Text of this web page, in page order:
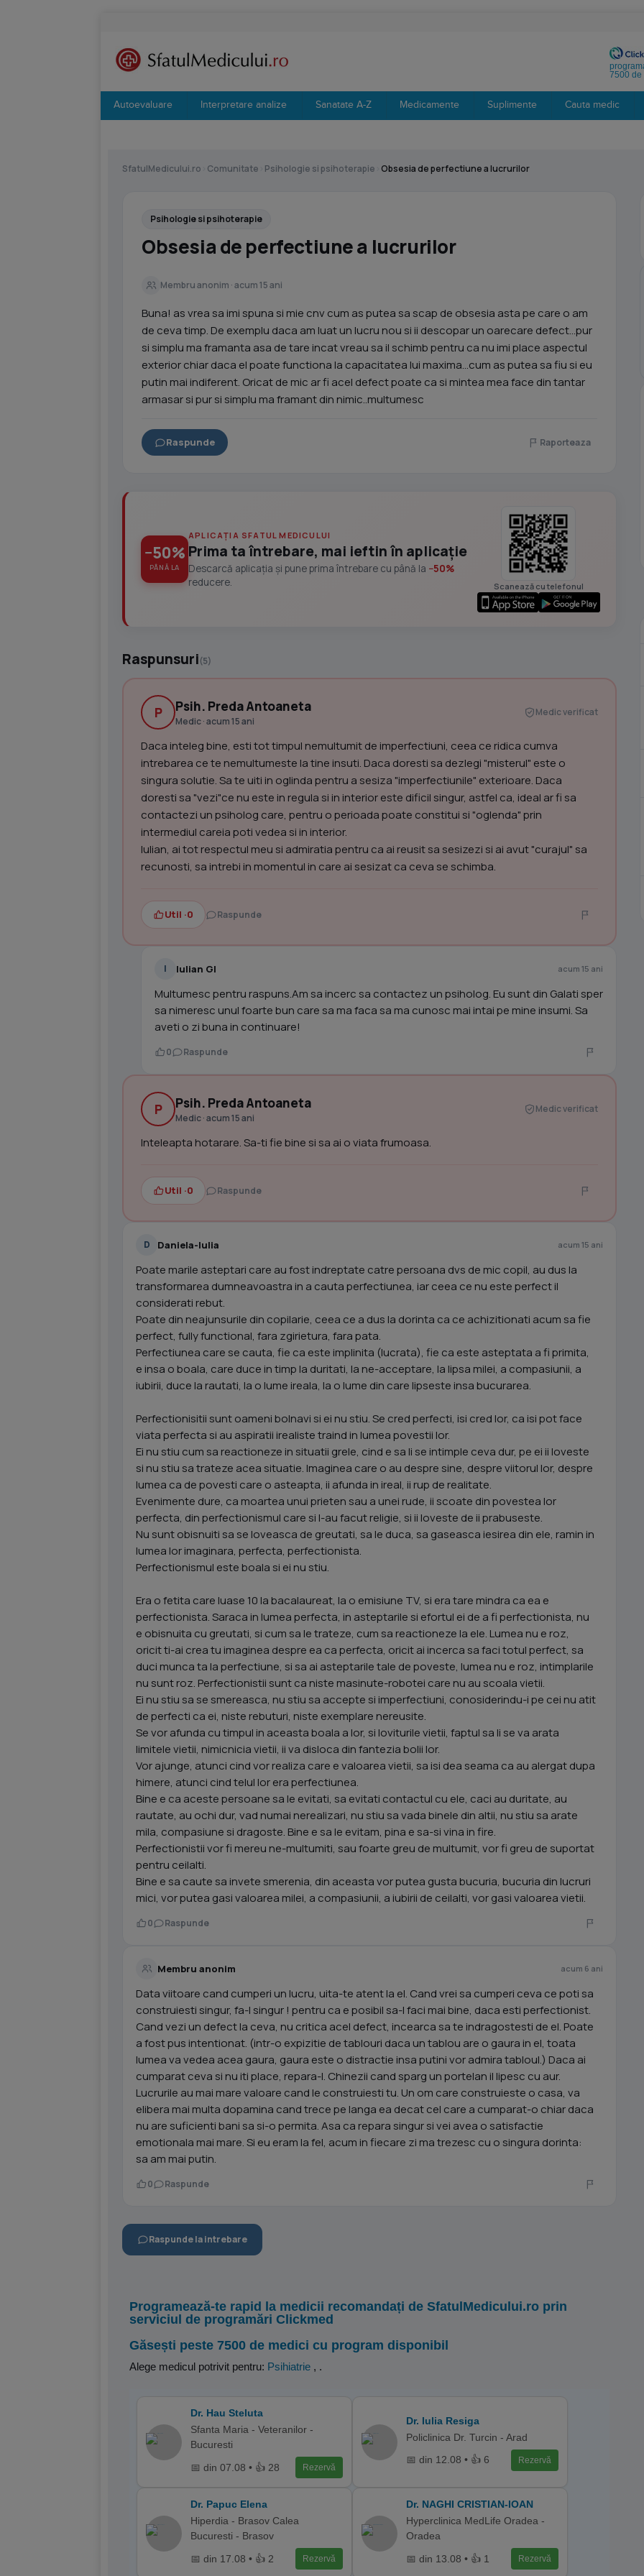
7500 de
Autoevaluare Interpretare analize Sanatate A-Z Medicamente Suplimente Cauta medic
SfatulMedicului.ro Comunitate Psihologie si psihoterapie Obsesia de perfectiune a lucrurilor
Psihologie si psihoterapie
Obsesia de perfectiune a lucrurilor
Membru anonim · acum 15 ani
Buna! as vrea sa imi spuna si mie cnv cum as putea sa scap de obsesia asta pe care o am
de ceva timp. De exemplu daca am luat un lucru nou si ii descopar un oarecare defect...pur
si simplu ma framanta asa de tare incat vreau sa il schimb pentru ca nu imi place aspectul
exterior chiar daca el poate functiona la capacitatea lui maxima...cum as putea sa fiu si eu
putin mai indiferent. Oricat de mic ar fi acel defect poate ca si mintea mea face din tantar
armasar si pur si simplu ma framant din nimic..multumesc
Raspunde Raporteaza
−50%
PÂNĂ LA
APLICAȚIA SFATUL MEDICULUI
Prima ta întrebare, mai ieftin în aplicație
Descarcă aplicația și pune prima întrebare cu până la −50%
reducere.
Scanează cu telefonul
Raspunsuri(5)
P Psih. Preda Antoaneta
Medic · acum 15 ani
Medic verificat
Daca inteleg bine, esti tot timpul nemultumit de imperfectiuni, ceea ce ridica cumva
intrebarea ce te nemultumeste la tine insuti. Daca doresti sa dezlegi "misterul" este o
singura solutie. Sa te uiti in oglinda pentru a sesiza "imperfectiunile" exterioare. Daca
doresti sa "vezi"ce nu este in regula si in interior este dificil singur, astfel ca, ideal ar fi sa
contactezi un psiholog care, pentru o perioada poate constitui si "oglenda" prin
intermediul careia poti vedea si in interior.
Iulian, ai tot respectul meu si admiratia pentru ca ai reusit sa sesizezi si ai avut "curajul" sa
recunosti, sa intrebi in momentul in care ai sesizat ca ceva se schimba.
Util ·0 Raspunde
I Iulian Gl acum 15 ani
Multumesc pentru raspuns.Am sa incerc sa contactez un psiholog. Eu sunt din Galati sper
sa nimeresc unul foarte bun care sa ma faca sa ma cunosc mai intai pe mine insumi. Sa
aveti o zi buna in continuare!
0 Raspunde
P Psih. Preda Antoaneta
Medic · acum 15 ani
Medic verificat
Inteleapta hotarare. Sa-ti fie bine si sa ai o viata frumoasa.
Util ·0 Raspunde
D Daniela-Iulia acum 15 ani
Poate marile asteptari care au fost indreptate catre persoana dvs de mic copil, au dus la
transformarea dumneavoastra in a cauta perfectiunea, iar ceea ce nu este perfect il
considerati rebut.
Poate din neajunsurile din copilarie, ceea ce a dus la dorinta ca ce achizitionati acum sa fie
perfect, fully functional, fara zgirietura, fara pata.
Perfectiunea care se cauta, fie ca este implinita (lucrata), fie ca este asteptata a fi primita,
e insa o boala, care duce in timp la duritati, la ne-acceptare, la lipsa milei, a compasiunii, a
iubirii, duce la rautati, la o lume ireala, la o lume din care lipseste insa bucurarea.
Perfectionisitii sunt oameni bolnavi si ei nu stiu. Se cred perfecti, isi cred lor, ca isi pot face
viata perfecta si au aspiratii irealiste traind in lumea povestii lor.
Ei nu stiu cum sa reactioneze in situatii grele, cind e sa li se intimple ceva dur, pe ei ii loveste
si nu stiu sa trateze acea situatie. Imaginea care o au despre sine, despre viitorul lor, despre
lumea ca de povesti care o asteapta, ii afunda in ireal, ii rup de realitate.
Evenimente dure, ca moartea unui prieten sau a unei rude, ii scoate din povestea lor
perfecta, din perfectionismul care si l-au facut religie, si ii loveste de ii prabuseste.
Nu sunt obisnuiti sa se loveasca de greutati, sa le duca, sa gaseasca iesirea din ele, ramin in
lumea lor imaginara, perfecta, perfectionista.
Perfectionismul este boala si ei nu stiu.
Era o fetita care luase 10 la bacalaureat, la o emisiune TV, si era tare mindra ca ea e
perfectionista. Saraca in lumea perfecta, in asteptarile si efortul ei de a fi perfectionista, nu
e obisnuita cu greutati, si cum sa le trateze, cum sa reactioneze la ele. Lumea nu e roz,
oricit ti-ai crea tu imaginea despre ea ca perfecta, oricit ai incerca sa faci totul perfect, sa
duci munca ta la perfectiune, si sa ai asteptarile tale de poveste, lumea nu e roz, intimplarile
nu sunt roz. Perfectionistii sunt ca niste masinute-robotei care nu au scoala vietii.
Ei nu stiu sa se smereasca, nu stiu sa accepte si imperfectiuni, conosiderindu-i pe cei nu atit
de perfecti ca ei, niste rebuturi, niste exemplare nereusite.
Se vor afunda cu timpul in aceasta boala a lor, si loviturile vietii, faptul sa li se va arata
limitele vietii, nimicnicia vietii, ii va disloca din fantezia bolii lor.
Vor ajunge, atunci cind vor realiza care e valoarea vietii, sa isi dea seama ca au alergat dupa
himere, atunci cind telul lor era perfectiunea.
Bine e ca aceste persoane sa le evitati, sa evitati contactul cu ele, caci au duritate, au
rautate, au ochi dur, vad numai nerealizari, nu stiu sa vada binele din altii, nu stiu sa arate
mila, compasiune si dragoste. Bine e sa le evitam, pina e sa-si vina in fire.
Perfectionistii vor fi mereu ne-multumiti, sau foarte greu de multumit, vor fi greu de suportat
pentru ceilalti.
Bine e sa caute sa invete smerenia, din aceasta vor putea gusta bucuria, bucuria din lucruri
mici, vor putea gasi valoarea milei, a compasiunii, a iubirii de ceilalti, vor gasi valoarea vietii.
0 Raspunde
Membru anonim acum 6 ani
Data viitoare cand cumperi un lucru, uita-te atent la el. Cand vrei sa cumperi ceva ce poti sa
construiesti singur, fa-l singur ! pentru ca e posibil sa-l faci mai bine, daca esti perfectionist.
Cand vezi un defect la ceva, nu critica acel defect, incearca sa te indragostesti de el. Poate
a fost pus intentionat. (intr-o expizitie de tablouri daca un tablou are o gaura in el, toata
lumea va vedea acea gaura, gaura este o distractie insa putini vor admira tabloul.) Daca ai
cumparat ceva si nu iti place, repara-l. Chinezii cand sparg un portelan il lipesc cu aur.
Lucrurile au mai mare valoare cand le construiesti tu. Un om care construieste o casa, va
elibera mai multa dopamina cand trece pe langa ea decat cel care a cumparat-o chiar daca
nu are suficienti bani sa si-o permita. Asa ca repara singur si vei avea o satisfactie
emotionala mai mare. Si eu eram la fel, acum in fiecare zi ma trezesc cu o singura dorinta:
sa am mai putin.
0 Raspunde
Raspunde la intrebare
Programează-te rapid la medicii recomandați de SfatulMedicului.ro prin
serviciul de programări Clickmed
Găsești peste 7500 de medici cu program disponibil
Alege medicul potrivit pentru: Psihiatrie , .
Dr. Hau Steluta
Sfanta Maria - Veteranilor -
Bucuresti
📅 din 07.08 • 👍 28
Rezervă
Dr. Iulia Resiga
Policlinica Dr. Turcin - Arad
📅 din 12.08 • 👍 6
Rezervă
Dr. Papuc Elena
Hiperdia - Brasov Calea
Bucuresti - Brasov
📅 din 17.08 • 👍 2
Rezervă
Dr. NAGHI CRISTIAN-IOAN
Hyperclinica MedLife Oradea -
Oradea
📅 din 13.08 • 👍 1
Rezervă